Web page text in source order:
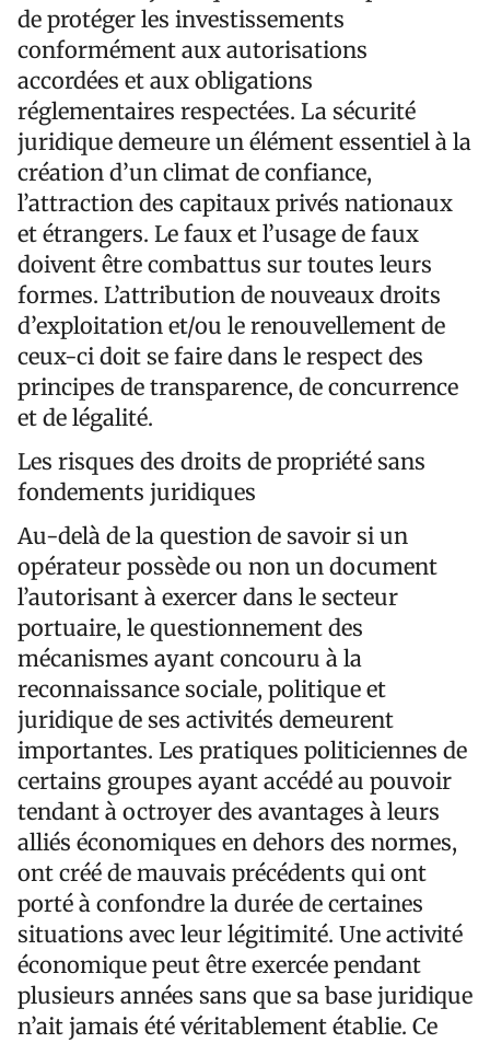
de protéger les investissements
conformément aux autorisations
accordées et aux obligations
réglementaires respectées. La sécurité
juridique demeure un élément essentiel à la
création d’un climat de confiance,
l’attraction des capitaux privés nationaux
et étrangers. Le faux et l’usage de faux
doivent être combattus sur toutes leurs
formes. L’attribution de nouveaux droits
d’exploitation et/ou le renouvellement de
ceux-ci doit se faire dans le respect des
principes de transparence, de concurrence
et de légalité.
Les risques des droits de propriété sans
fondements juridiques
Au-delà de la question de savoir si un
opérateur possède ou non un document
l’autorisant à exercer dans le secteur
portuaire, le questionnement des
mécanismes ayant concouru à la
reconnaissance sociale, politique et
juridique de ses activités demeurent
importantes. Les pratiques politiciennes de
certains groupes ayant accédé au pouvoir
tendant à octroyer des avantages à leurs
alliés économiques en dehors des normes,
ont créé de mauvais précédents qui ont
porté à confondre la durée de certaines
situations avec leur légitimité. Une activité
économique peut être exercée pendant
plusieurs années sans que sa base juridique
n’ait jamais été véritablement établie. Ce